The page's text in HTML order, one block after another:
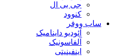
جی بی ال
کنوود
ساب ووفر
آئودیو داینامیک
آلفاسونیک
اینفینیتی